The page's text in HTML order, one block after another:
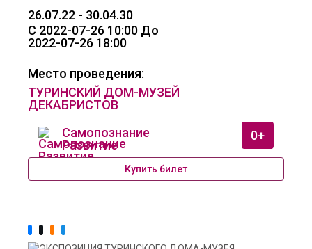
26.07.22 - 30.04.30
C 2022-07-26 10:00 До
2022-07-26 18:00
Место проведения:
ТУРИНСКИЙ ДОМ-МУЗЕЙ
ДЕКАБРИСТОВ
0+
Самопознание
Развитие
Купить билет